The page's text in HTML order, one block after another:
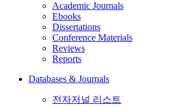
Academic Journals
Ebooks
Dissertations
Conference Materials
Reviews
Reports
Databases & Journals
전자저널 리스트